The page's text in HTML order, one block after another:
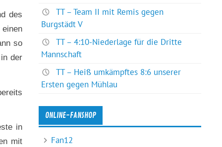
des
so
der
in
mit
TT – Team II mit Remis gegen
Burgstädt V
TT – 4:10-Niederlage für die Dritte
Mannschaft
TT – Heiß umkämpftes 8:6 unserer
Ersten gegen Mühlau
ONLINE-FANSHOP
Fan12